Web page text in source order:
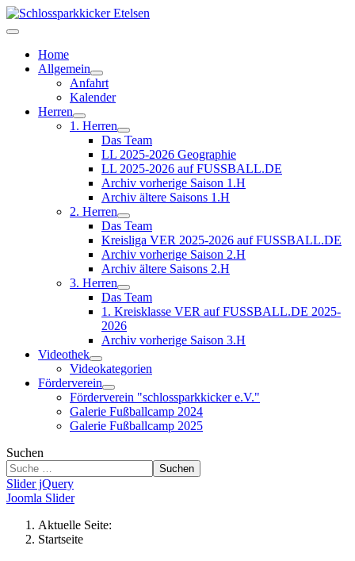
Home
Allgemein
Anfahrt
Kalender
Herren
1. Herren
Das Team
LL 2025-2026 Geographie
LL 2025-2026 auf FUSSBALL.DE
Archiv vorherige Saison 1.H
Archiv ältere Saisons 1.H
2. Herren
Das Team
Kreisliga VER 2025-2026 auf FUSSBALL.DE
Archiv vorherige Saison 2.H
Archiv ältere Saisons 2.H
3. Herren
Das Team
1. Kreisklasse VER auf FUSSBALL.DE 2025-
2026
Archiv vorherige Saison 3.H
Videothek
Videokategorien
Förderverein
Förderverein "schlossparkkicker e.V."
Galerie Fußballcamp 2024
Galerie Fußballcamp 2025
Suchen
Suchen
Slider jQuery
Joomla Slider
Aktuelle Seite:
Startseite